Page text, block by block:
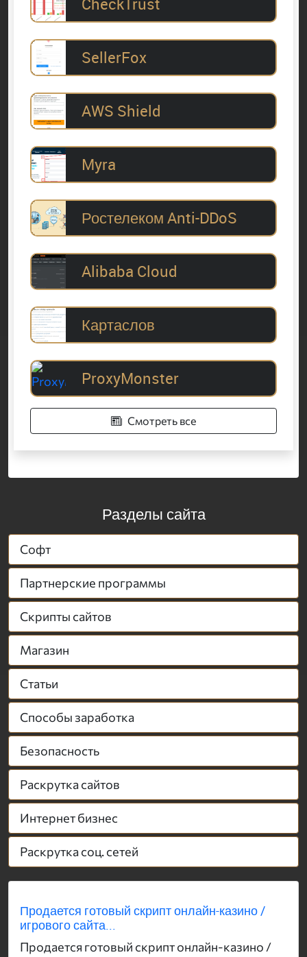
CheckTrust
SellerFox
AWS Shield
Myra
Ростелеком Anti-DDoS
Alibaba Cloud
Картаслов
ProxyMonster
Смотреть все
Разделы сайта
Софт
Партнерские программы
Скрипты сайтов
Магазин
Статьи
Способы заработка
Безопасность
Раскрутка сайтов
Интернет бизнес
Раскрутка соц. сетей
Продается готовый скрипт онлайн-казино /
игрового сайта...
Продается готовый скрипт онлайн-казино /